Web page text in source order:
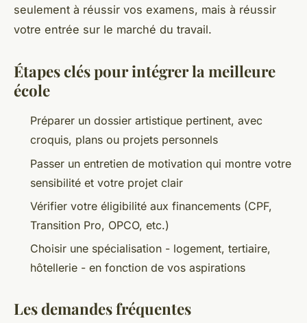
seulement à réussir vos examens, mais à réussir
votre entrée sur le marché du travail.
Étapes clés pour intégrer la meilleure
école
Préparer un dossier artistique pertinent, avec
croquis, plans ou projets personnels
Passer un entretien de motivation qui montre votre
sensibilité et votre projet clair
Vérifier votre éligibilité aux financements (CPF,
Transition Pro, OPCO, etc.)
Choisir une spécialisation - logement, tertiaire,
hôtellerie - en fonction de vos aspirations
Les demandes fréquentes